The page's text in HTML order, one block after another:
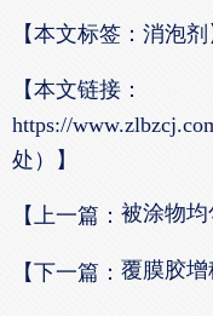
【本文标签：消泡剂
【本文链接：
https://
处）】
【上一篇： 被涂物均
【下一篇：